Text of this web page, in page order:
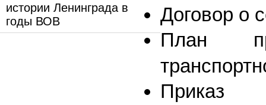
истории Ленинграда в
годы ВОВ
Договор о
План
Приказ